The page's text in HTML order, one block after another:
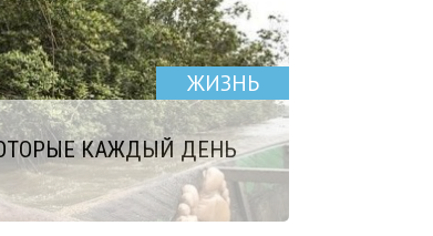
ЖИЗНЬ
КАЖДЫЙ ДЕНЬ